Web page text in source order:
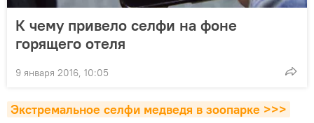
К чему привело селфи на фоне
горящего отеля
9 января 2016, 10:05
Экстремальное селфи медведя в зоопарке >>>